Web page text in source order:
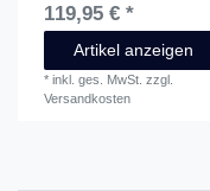
119,95 € *
Artikel anzeigen
*inkl. ges. MwSt. zzgl.
Versandkosten